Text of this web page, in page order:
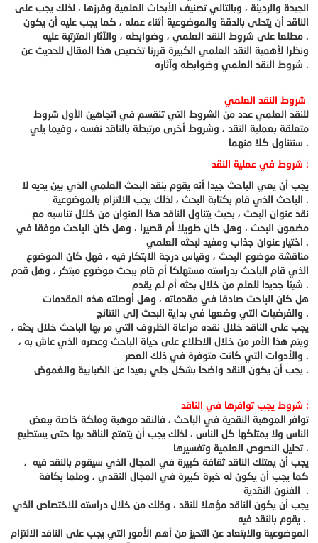
الجيدة والرديئة ، وبالتالي تصنيف الأبحاث العلمية وفرزها ، لذلك يجب على
الناقد أن يتحلى بالدقة والموضوعية أثناء عمله ، كما يجب عليه أن يكون
مطلعا على شروط النقد العلمي ، وضوابطه ، والآثار المترتبة عليه .
ونظرا لأهمية النقد العلمي الكبيرة قررنا تخصيص هذا المقال للحديث عن
شروط النقد العلمي وضوابطه وآثاره .
للنقد العلمي عدد من الشروط التي تنقسم في اتجاهين الأول شروط
متعلقة بعملية النقد ، وشروط أخرى مرتبطة بالناقد نفسه ، وفيما يلي
سنتناول كلا منهما .
شروط في عملية النقد :
يجب أن يعي الباحث جيدا أنه يقوم بنقد البحث العلمي الذي بين يديه لا
الباحث الذي قام بكتابة البحث ، لذلك يجب الالتزام بالموضوعية .
نقد عنوان البحث ، بحيث يتناول الناقد هذا العنوان من خلال تناسبه مع
مضمون البحث ، وهل كان طويلا أم قصيرا ، وهل كان الباحث موفقا في
اختيار عنوان جذاب ومفيد لبحثه العلمي .
مناقشة موضوع البحث ، وقياس درجة الابتكار فيه ، فهل كان الموضوع
الذي قام الباحث بدراسته مستهلكا أم قام ببحث موضوع مبتكر ، وهل قدم
شيئا جديدا للعلم من خلال بحثه أم لم يقدم .
هل كان الباحث صادقا في مقدماته ، وهل أوصلته هذه المقدمات
والفرضيات التي وضعها في بداية البحث إلى النتائج .
يجب على الناقد خلال نقده مراعاة الظروف التي مر بها الباحث خلال بحثه ،
ويتم هذا الأمر من خلال الاطلاع على حياة الباحث وعصره الذي عاش به ،
والأدوات التي كانت متوفرة في ذلك العصر .
يجب أن يكون النقد واضحا بشكل جلي بعيدا عن الضبابية والغموض .
شروط يجب توافرها في الناقد :
توافر الموهبة النقدية في الباحث ، فالنقد موهبة وملكة خاصة ببعض
الناس ولا يمتلكها كل الناس ، لذلك يجب أن يتمتع الناقد بها حتى يستطيع
تحليل النصوص العلمية وتفسيرها .
يجب أن يمتلك الناقد ثقافة كبيرة في المجال الذي سيقوم بالنقد فيه ،
كما يجب أن يكون له خبرة كبيرة في المجال النقدي ، وملما بكافة
الفنون النقدية .
يجب أن يكون الناقد مؤهلا للنقد ، وذلك من خلال دراسته للاختصاص الذي
يقوم بالنقد فيه .
الموضوعية والابتعاد عن التحيز من أهم الأمور التي يجب على الناقد الالتزام